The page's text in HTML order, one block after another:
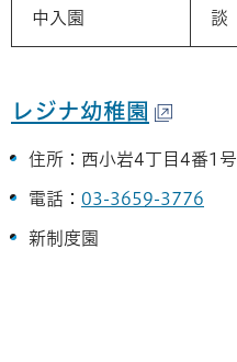
中入園
談
レジナ幼稚園
住所：西小岩4丁目4番1号
電話： 03-3659-3776
新制度園